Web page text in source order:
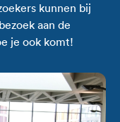
kunnen bij
aan de
je ook komt!